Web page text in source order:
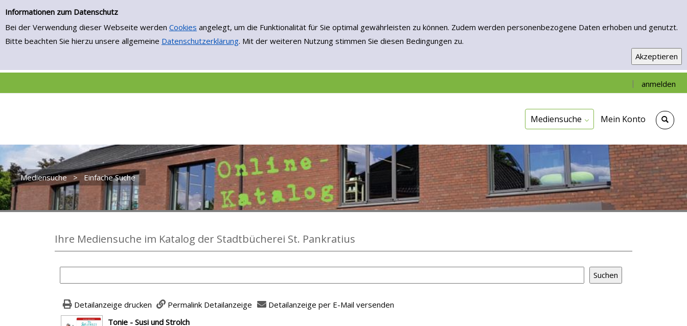
Einfache Suche
Informationen zum Datenschutz
Bei der Verwendung dieser Webseite werden Cookies angelegt, um die Funktionalität für Sie optimal gewährleisten zu können. Zudem werden personenbezogene Daten erhoben und genutzt.
Bitte beachten Sie hierzu unsere allgemeine Datenschutzerklärung. Mit der weiteren Nutzung stimmen Sie diesen Bedingungen zu.
Zur Detailanzeige springen
| anmelden
Mediensuche
Mein Konto
Mediensuche> Einfache Suche
Ihre Mediensuche im Katalog der Stadtbücherei St. Pankratius
Detailanzeige drucken Permalink Detailanzeige
Detailanzeige per E-Mail versenden
wird in neuem Tab geöffnet
Tonie - Susi und Strolch